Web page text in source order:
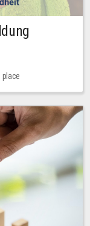
place